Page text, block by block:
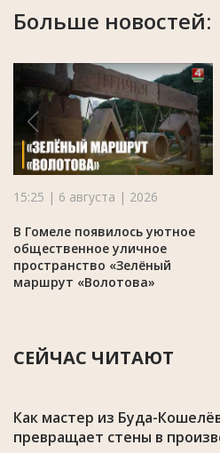
Больше новостей:
15:25 | 6 августа | 2026
В Гомеле появилось уютное
общественное уличное
пространство «Зелёный
маршрут «Волотова»
СЕЙЧАС ЧИТАЮТ
Как мастер из Буда-
превращает стены в